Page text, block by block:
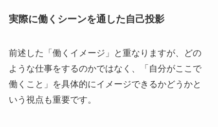
実際に働くシーンを通した自己投影
前述した「働くイメージ」と重なりますが、どの
ような仕事をするのかではなく、「自分がここで
働くこと」を具体的にイメージできるかどうかと
いう視点も重要です。